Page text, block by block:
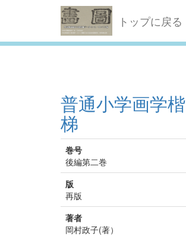
トップに戻る
普通小学画学楷
梯
巻号
後編第二巻
版
再版
著者
岡村政子(著）